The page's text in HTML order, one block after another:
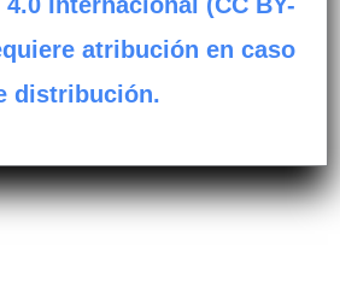
atribución en caso
distribución.